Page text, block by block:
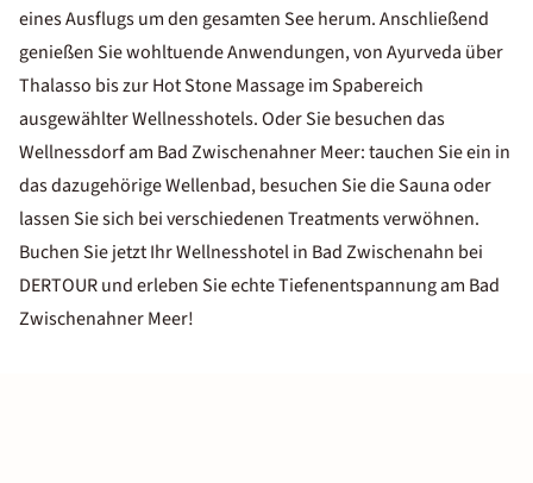
eines Ausflugs um den gesamten See herum. Anschließend
genießen Sie wohltuende Anwendungen, von Ayurveda über
Thalasso bis zur Hot Stone Massage im Spabereich
ausgewählter Wellnesshotels. Oder Sie besuchen das
Wellnessdorf am Bad Zwischenahner Meer: tauchen Sie ein in
das dazugehörige Wellenbad, besuchen Sie die Sauna oder
lassen Sie sich bei verschiedenen Treatments verwöhnen.
Buchen Sie jetzt Ihr Wellnesshotel in Bad Zwischenahn bei
DERTOUR und erleben Sie echte Tiefenentspannung am Bad
Zwischenahner Meer!